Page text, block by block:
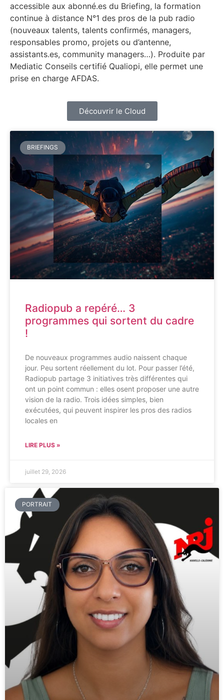
accessible aux abonné.es du Briefing, la formation
continue à distance N°1 des pros de la pub radio
(nouveaux talents, talents confirmés, managers,
responsables promo, projets ou d’antenne,
assistants.es, community managers…). Produite par
Mediatic Conseils certifié Qualiopi, elle permet une
prise en charge AFDAS.
Découvrir le Cloud
BRIEFINGS
Radiopub a repéré… 3
programmes qui sortent du cadre
!
De nouveaux programmes audio naissent chaque
jour. Peu sortent réellement du lot. Pour passer l’été,
Radiopub partage 3 initiatives très différentes qui
ont un point commun : elles osent proposer une autre
vision de la radio. Trois idées simples, bien
exécutées, qui peuvent inspirer les pros des radios
locales en
LIRE PLUS »
juillet 29, 2026
PORTRAIT